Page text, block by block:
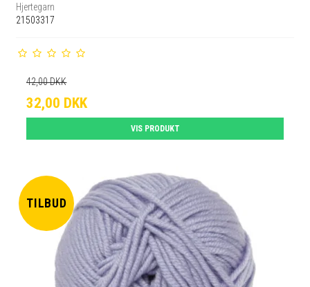
Hjertegarn
21503317
42,00 DKK
32,00 DKK
VIS PRODUKT
TILBUD